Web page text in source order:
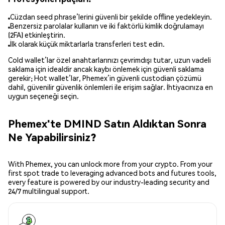
Cüzdan seed phrase’lerini güvenli bir şekilde offline yedekleyin.
Benzersiz parolalar kullanın ve iki faktörlü kimlik doğrulamayı
(2FA) etkinleştirin.
İlk olarak küçük miktarlarla transferleri test edin.
Cold wallet’lar özel anahtarlarınızı çevrimdışı tutar, uzun vadeli
saklama için idealdir ancak kaybı önlemek için güvenli saklama
gerekir; Hot wallet’lar, Phemex’in güvenli custodian çözümü
dahil, güvenilir güvenlik önlemleri ile erişim sağlar. İhtiyacınıza en
uygun seçeneği seçin.
Phemex'te DMIND Satın Aldıktan Sonra
Ne Yapabilirsiniz?
With Phemex, you can unlock more from your crypto. From your
first spot trade to leveraging advanced bots and futures tools,
every feature is powered by our industry-leading security and
24/7 multilingual support.